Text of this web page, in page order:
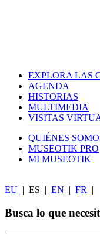
EXPLORA LAS
AGENDA
HISTORIAS
MULTIMEDIA
VISITAS
QUIÉNES
MUSEOTIK PRO
MI MUSEOTIK
EU ES EN FR
Busca lo que